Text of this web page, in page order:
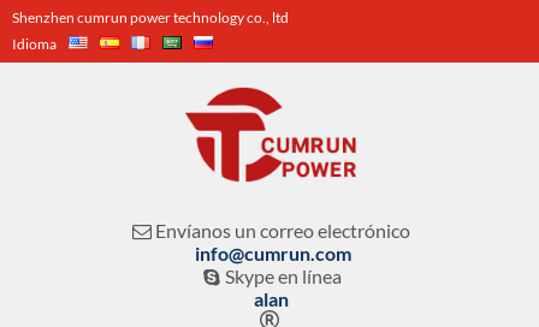
Shenzhen cumrun power technology co., ltd
Idioma
 Envíanos un correo electrónico
info@cumrun.com
 Skype en línea
alan
